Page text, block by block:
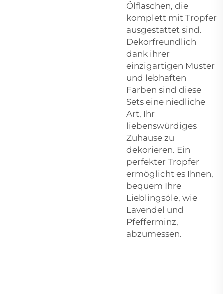
Ölflaschen, die
komplett mit Tropfer
ausgestattet sind.
Dekorfreundlich
dank ihrer
einzigartigen Muster
und lebhaften
Farben sind diese
Sets eine niedliche
Art, Ihr
liebenswürdiges
Zuhause zu
dekorieren. Ein
perfekter Tropfer
ermöglicht es Ihnen,
bequem Ihre
Lieblingsöle, wie
Lavendel und
Pfefferminz,
abzumessen.